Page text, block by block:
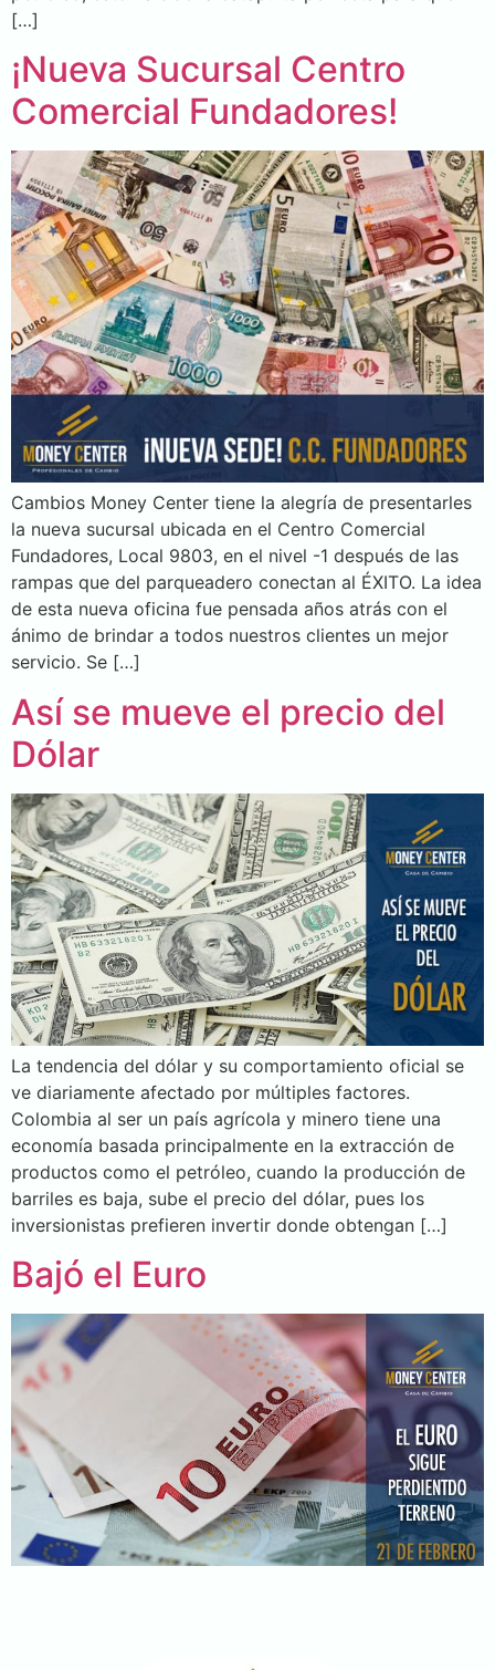
[…]
¡Nueva Sucursal Centro
Comercial Fundadores!
Cambios Money Center tiene la alegría de presentarles
la nueva sucursal ubicada en el Centro Comercial
Fundadores, Local 9803, en el nivel -1 después de las
rampas que del parqueadero conectan al ÉXITO. La idea
de esta nueva oficina fue pensada años atrás con el
ánimo de brindar a todos nuestros clientes un mejor
servicio. Se […]
Así se mueve el precio del
Dólar
La tendencia del dólar y su comportamiento oficial se
ve diariamente afectado por múltiples factores.
Colombia al ser un país agrícola y minero tiene una
economía basada principalmente en la extracción de
productos como el petróleo, cuando la producción de
barriles es baja, sube el precio del dólar, pues los
inversionistas prefieren invertir donde obtengan […]
Bajó el Euro